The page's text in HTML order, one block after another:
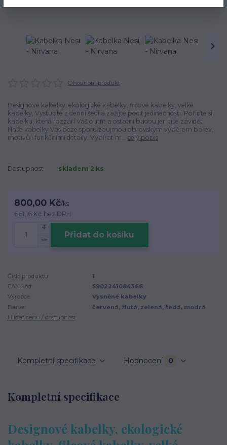
Ohodnotit produkt
Designové kabelky, ekologické kabelky, filcové kabelky, velké
kabelky, Vystupte z denní šedi a zažijte pocit jedinečnosti. Pořiďte si
kabelku, která rozzáří Váš outfit a ostatní budou jen tiše závidět.
Naše kabelky Vás beze sporu zaujmou obrovským výběrem barev,
motivů i funkčními detaily. Vybírat m... celý popis
Dostupnost skladem 2 ks
800,00 Kč/ks
661,16 Kč bez DPH
Přidat do košíku
Číslo produktu:
1
EAN kód:
5902241084366
Výrobce:
Vysněné kabelky
Barva:
červená, žlutá, zelená, šedá, modrá
Hlídat cenu / dostupnost
Kompletní specifikace Hodnocení 0
Kompletní specifikace
Designové kabelky, ekologické